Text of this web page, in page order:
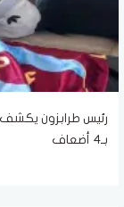
رئيس طرابزون
بـ4 أضعاف